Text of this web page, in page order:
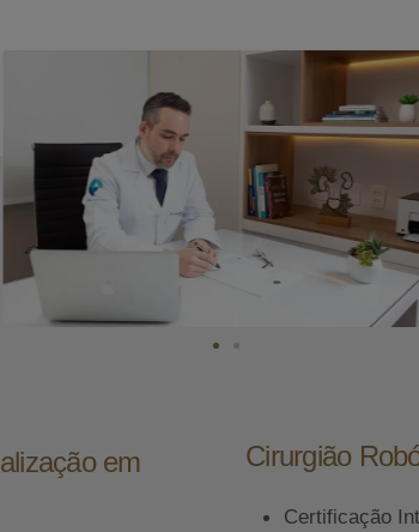
em
Cirurgião
Certificação